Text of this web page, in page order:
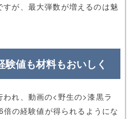
が、最大弾数が増えるのは魅
験値も材料もおいしく
れ、動画の<野生の>漆黒ラ
の経験値が得られるようにな